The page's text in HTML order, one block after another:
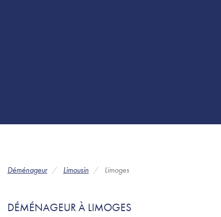
Déménageur Limousin Limoges
DÉMÉNAGEUR À LIMOGES